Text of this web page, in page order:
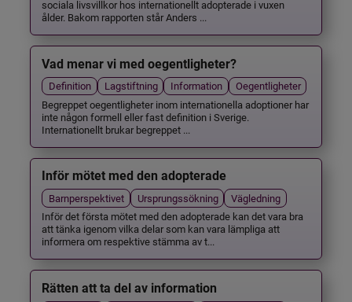
sociala livsvillkor hos internationellt adopterade i vuxen
ålder. Bakom rapporten står Anders ...
Vad menar vi med oegentligheter?
Definition Lagstiftning Information
Oegentligheter
Begreppet oegentligheter inom internationella adoptioner har
inte någon formell eller fast definition i Sverige.
Internationellt brukar begreppet ...
Inför mötet med den adopterade
Barnperspektivet Ursprungssökning
Vägledning
Inför det första mötet med den adopterade kan det vara bra
att tänka igenom vilka delar som kan vara lämpliga att
informera om respektive stämma av t...
Rätten att ta del av information